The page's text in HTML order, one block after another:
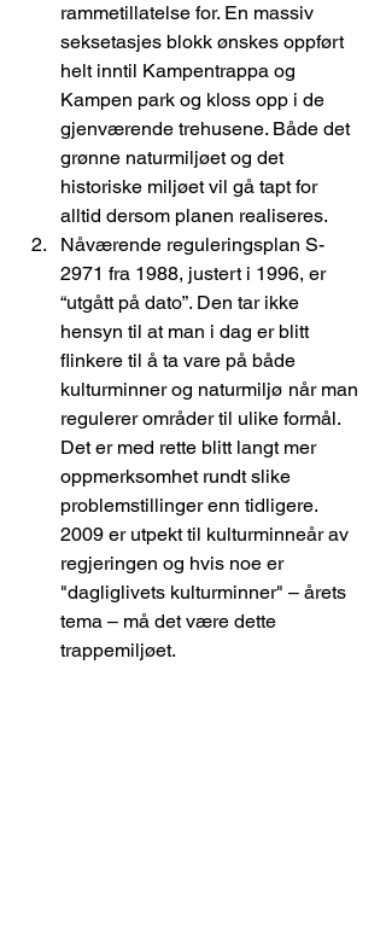
rammetillatelse for. En massiv
seksetasjes blokk ønskes oppført
helt inntil Kampentrappa og
Kampen park og kloss opp i de
gjenværende trehusene. Både det
grønne naturmiljøet og det
historiske miljøet vil gå tapt for
alltid dersom planen realiseres.
Nåværende reguleringsplan S-
2971 fra 1988, justert i 1996, er
“utgått på dato”. Den tar ikke
hensyn til at man i dag er blitt
flinkere til å ta vare på både
kulturminner og naturmiljø når man
regulerer områder til ulike formål.
Det er med rette blitt langt mer
oppmerksomhet rundt slike
problemstillinger enn tidligere.
2009 er utpekt til kulturminneår av
regjeringen og hvis noe er
"dagliglivets kulturminner" – årets
tema – må det være dette
trappemiljøet.